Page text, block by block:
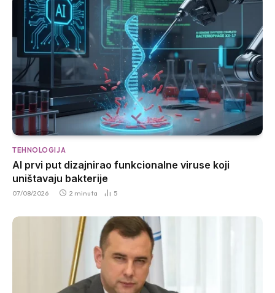
TEHNOLOGIJA
AI prvi put dizajnirao funkcionalne viruse koji
uništavaju bakterije
07/08/2026 2 minuta 5